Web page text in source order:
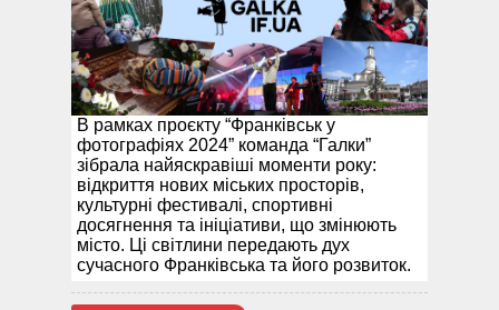
В рамках проєкту “Франківськ у
фотографіях 2024” команда “Галки”
зібрала найяскравіші моменти року:
відкриття нових міських просторів,
культурні фестивалі, спортивні
досягнення та ініціативи, що змінюють
місто. Ці світлини передають дух
сучасного Франківська та його розвиток.